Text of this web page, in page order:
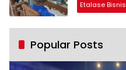
Etalase Bisnis
Popular Posts